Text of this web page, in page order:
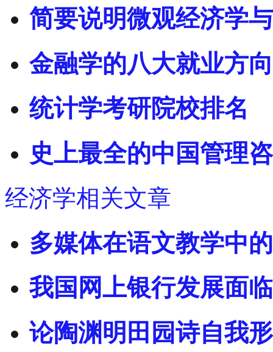
简要说明微观经济学
金融学的八大就业方
统计学考研院校排名
史上最全的中国管理
经济学相关文章
多媒体在语文教学中
我国网上银行发展面
论陶渊明田园诗自我